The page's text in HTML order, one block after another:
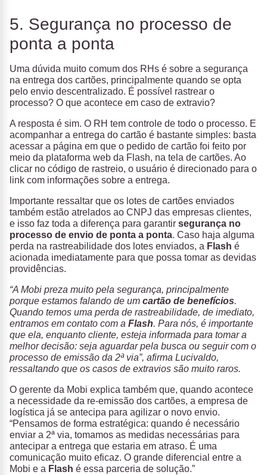
5. Segurança no processo de
ponta a ponta
Uma dúvida muito comum dos RHs é sobre a segurança
na entrega dos cartões, principalmente quando se opta
pelo envio descentralizado. É possível rastrear o
processo? O que acontece em caso de extravio?
A resposta é sim. O RH tem controle de todo o processo. E
acompanhar a entrega do cartão é bastante simples: basta
acessar a página em que o pedido de cartão foi feito por
meio da plataforma web da Flash, na tela de cartões. Ao
clicar no código de rastreio, o usuário é direcionado para o
link com informações sobre a entrega.
Importante ressaltar que os lotes de cartões enviados
também estão atrelados ao CNPJ das empresas clientes,
e isso faz toda a diferença para garantir segurança no
processo de envio de ponta a ponta. Caso haja alguma
perda na rastreabilidade dos lotes enviados, a Flash é
acionada imediatamente para que possa tomar as devidas
providências.
“A Mobi preza muito pela segurança, principalmente
porque estamos falando de um cartão de benefícios.
Quando temos uma perda de rastreabilidade, de imediato,
entramos em contato com a Flash. Para nós, é importante
que ela, enquanto cliente, esteja informada para tomar a
melhor decisão: seja aguardar pela busca ou seguir com o
processo de emissão da 2ª via”, afirma Lucivaldo,
ressaltando que os casos de extravios são muito raros.
O gerente da Mobi explica também que, quando acontece
a necessidade da re-emissão dos cartões, a empresa de
logística já se antecipa para agilizar o novo envio.
“Pensamos de forma estratégica: quando é necessário
enviar a 2ª via, tomamos as medidas necessárias para
antecipar a entrega que estaria em atraso. É uma
comunicação muito eficaz. O grande diferencial entre a
Mobi e a Flash é essa parceria de solução.”